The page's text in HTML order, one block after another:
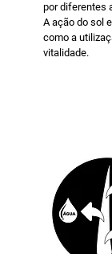
por diferentes
A ação do sol
como a
vitalidade.